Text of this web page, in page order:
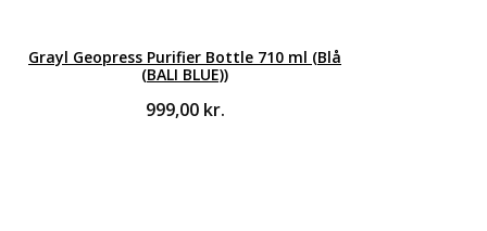
Grayl Geopress Purifier Bottle 710 ml (Blå
(BALI BLUE))
999,00 kr.